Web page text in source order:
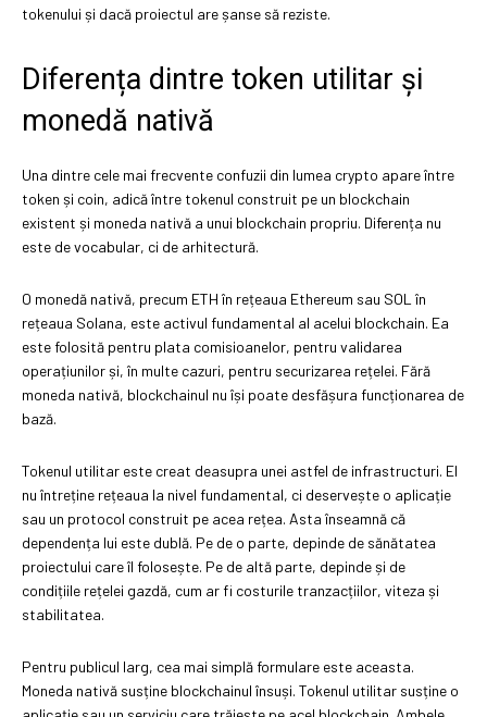
tokenului și dacă proiectul are șanse să reziste.
Diferența dintre token utilitar și
monedă nativă
Una dintre cele mai frecvente confuzii din lumea crypto apare între
token și coin, adică între tokenul construit pe un blockchain
existent și moneda nativă a unui blockchain propriu. Diferența nu
este de vocabular, ci de arhitectură.
O monedă nativă, precum ETH în rețeaua Ethereum sau SOL în
rețeaua Solana, este activul fundamental al acelui blockchain. Ea
este folosită pentru plata comisioanelor, pentru validarea
operațiunilor și, în multe cazuri, pentru securizarea rețelei. Fără
moneda nativă, blockchainul nu își poate desfășura funcționarea de
bază.
Tokenul utilitar este creat deasupra unei astfel de infrastructuri. El
nu întreține rețeaua la nivel fundamental, ci deservește o aplicație
sau un protocol construit pe acea rețea. Asta înseamnă că
dependența lui este dublă. Pe de o parte, depinde de sănătatea
proiectului care îl folosește. Pe de altă parte, depinde și de
condițiile rețelei gazdă, cum ar fi costurile tranzacțiilor, viteza și
stabilitatea.
Pentru publicul larg, cea mai simplă formulare este aceasta.
Moneda nativă susține blockchainul însuși. Tokenul utilitar susține o